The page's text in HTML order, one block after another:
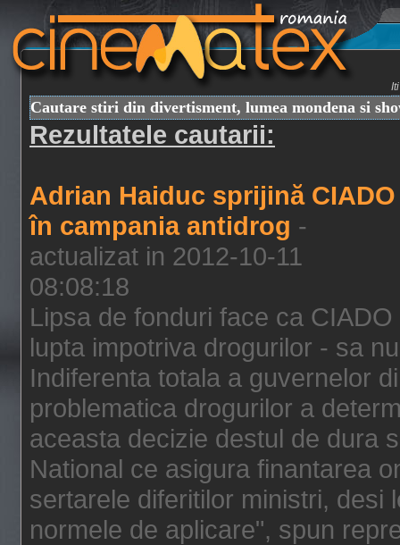
Cautare stiri din divertisment, lumea mondena si
Rezultatele cautarii:
Adrian Haiduc sprijină CIADO
în campania antidrog -
actualizat in 2012-10-11
08:08:18
Lipsa de fonduri face ca
lupta impotriva drogurilor - sa
Indiferenta totala a guvernelor
problematica drogurilor a
aceasta decizie destul de dura
National ce asigura finantarea
sertarele diferitilor ministri, desi
normele de aplicare", spun